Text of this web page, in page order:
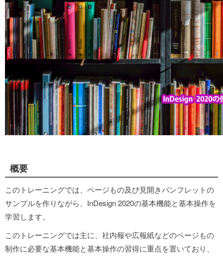
概要
このトレーニングでは、ページもの及び見開きパンフレットの
サンプルを作りながら、InDesign 2020の基本機能と基本操作を
学習します。
このトレーニングでは主に、社内報や広報紙などのページもの
制作に必要な基本機能と基本操作の習得に重点を置いており、